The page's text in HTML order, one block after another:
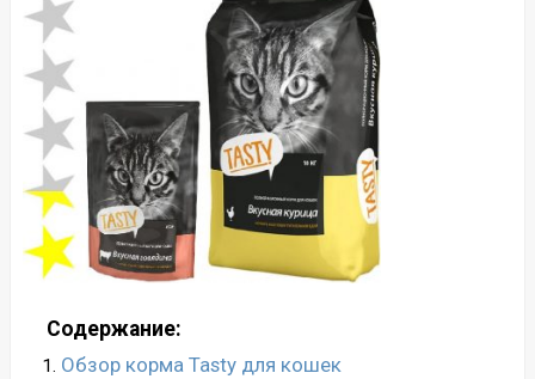
Содержание:
Обзор корма Tasty для кошек